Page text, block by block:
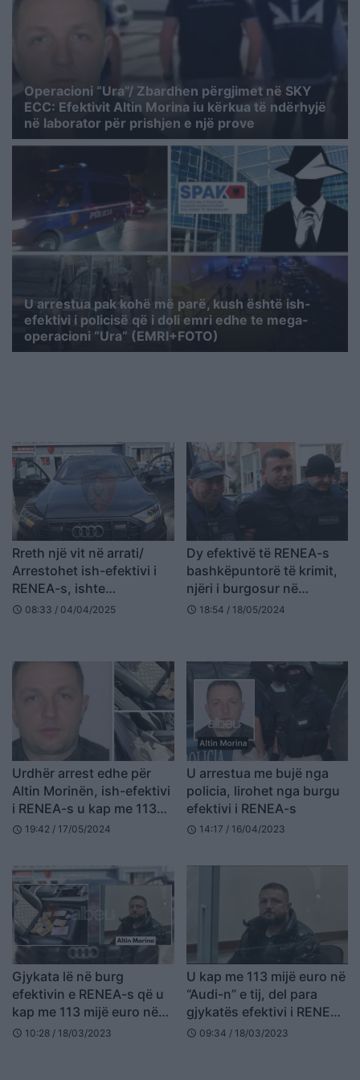
Operacioni “Ura”/ Zbardhen përgjimet në SKY
ECC: Efektivit Altin Morina iu kërkua të ndërhyjë
në laborator për prishjen e një prove
U arrestua pak kohë më parë, kush është ish-
efektivi i policisë që i doli emri edhe te mega-
operacioni “Ura” (EMRI+FOTO)
Rreth një vit në arrati/
Arrestohet ish-efektivi i
RENEA-s, ishte
bashkëpunëtor me Durim
schedule 08:33 / 04/04/2025
Dy efektivë të RENEA-s
bashkëpuntorë të krimit,
njëri i burgosur në
Gjermani! Durim Bami
schedule 18:54 / 18/05/2024
Urdhër arrest edhe për
Altin Morinën, ish-efektivi
i RENEA-s u kap me 113
mijë € në makinë! Lidhja
schedule 19:42 / 17/05/2024
U arrestua me bujë nga
policia, lirohet nga burgu
efektivi i RENEA-s
schedule 14:17 / 16/04/2023
Gjykata lë në burg
efektivin e RENEA-s që u
kap me 113 mijë euro në
makinë, zbardhet
schedule 10:28 / 18/03/2023
U kap me 113 mijë euro në
“Audi-n” e tij, del para
gjykatës efektivi i RENEA-
s
schedule 09:34 / 18/03/2023